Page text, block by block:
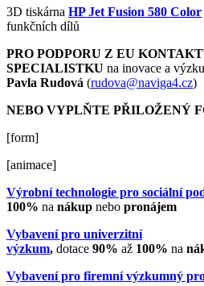
3D tiskárna HP Jet Fusion 580 Color
funkčních dílů
PRO PODPORU Z EU
SPECIALISTKU na inovace a
Pavla Rudová (rudova@naviga4.cz)
NEBO VYPLŇTE PŘILOŽENÝ
[form]
[animace]
Výrobní technologie pro sociální
100% na nákup nebo pronájem
Vybavení pro univerzitní
výzkum, dotace 90% až 100% na
Vybavení pro firemní výzkumný